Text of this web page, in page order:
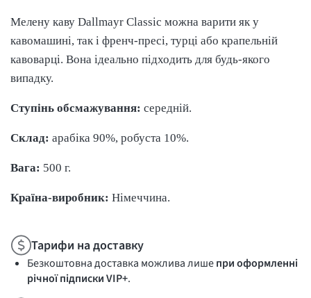
Мелену каву Dallmayr Classic можна варити як у
кавомашині, так і френч-пресі, турці або крапельній
кавоварці. Вона ідеально підходить для будь-якого
випадку.
Ступінь обсмажування: середній.
Склад: арабіка 90%, робуста 10%.
Вага: 500 г.
Країна-виробник: Німеччина.
Тарифи на доставку
Безкоштовна доставка можлива лишепри оформленні
річної підписки VIP+.